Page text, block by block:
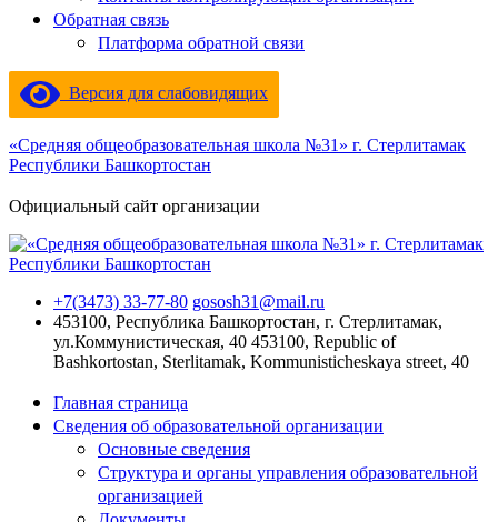
Обратная связь
Платформа обратной связи
Версия для слабовидящих
«Средняя общеобразовательная школа №31» г. Стерлитамак
Республики Башкортостан
Официальный сайт организации
+7(3473) 33-77-80 gososh31@mail.ru
453100, Республика Башкортостан, г. Стерлитамак,
ул.Коммунистическая, 40 453100, Republic of
Bashkortostan, Sterlitamak, Kommunisticheskaya street, 40
Главная страница
Сведения об образовательной организации
Основные сведения
Структура и органы управления образовательной
организацией